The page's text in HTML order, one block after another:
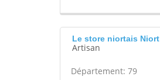
Le store niortais Niort
Artisan
Département: 79